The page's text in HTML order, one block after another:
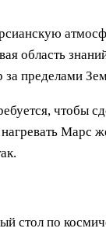
область
за пределами
чтобы
Марс
стол по